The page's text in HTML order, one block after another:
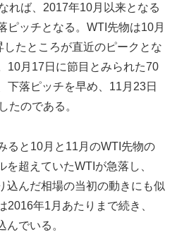
れば、2017年10月以来となる
ピッチとなる。WTI先物は10月
たところが直近のピークとな
10月17日に節目とみられた70
下落ピッチを早め、11月23日
たのである。
ると10月と11月のWTI先物の
超えていたWTIが急落し、
込んだ相場の当初の動きにも似
2016年1月あたりまで続き、
でいる。